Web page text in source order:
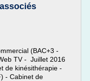
(BAC+3 -
TV - Juillet 2016
de kinésithérapie -
- Cabinet de